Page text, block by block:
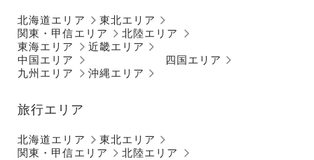
北海道エリア
東北エリア
関東・甲信エリア
北陸エリア
東海エリア
近畿エリア
中国エリア
四国エリア
九州エリア
沖縄エリア
旅行エリア
北海道エリア
東北エリア
関東・甲信エリア
北陸エリア